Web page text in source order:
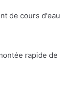
de cours d'eau
rapide de